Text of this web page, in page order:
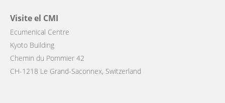
Visite el CMI
Ecumenical Centre
Kyoto Building
Chemin du Pommier 42
CH-1218 Le Grand-Saconnex, Switzerland